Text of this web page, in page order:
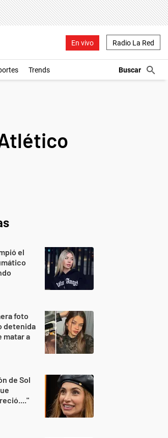
En vivo Radio La Red
Trends
el
foto
detenida
matar a
de Sol